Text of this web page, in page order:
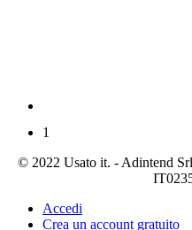
1
© 2022 Usato it. - Adintend
Accedi
Crea un account gratuito